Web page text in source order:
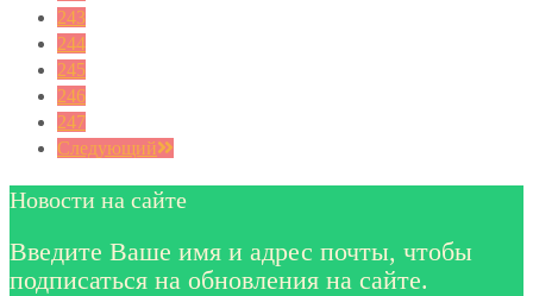
243
244
245
246
247
Следующий
Новости на сайте
Введите Ваше имя и адрес почты, чтобы
подписаться на обновления на сайте.